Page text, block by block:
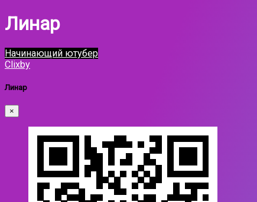
Линар
Начинающий ютубер
Clixby
Линар
×